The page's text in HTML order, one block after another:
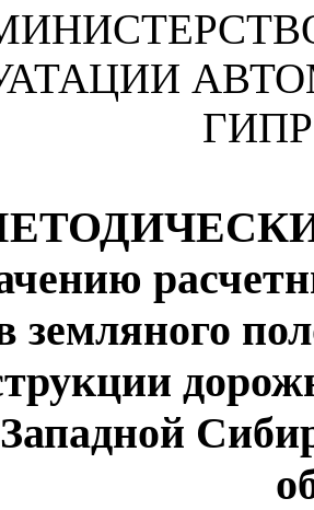
земляного